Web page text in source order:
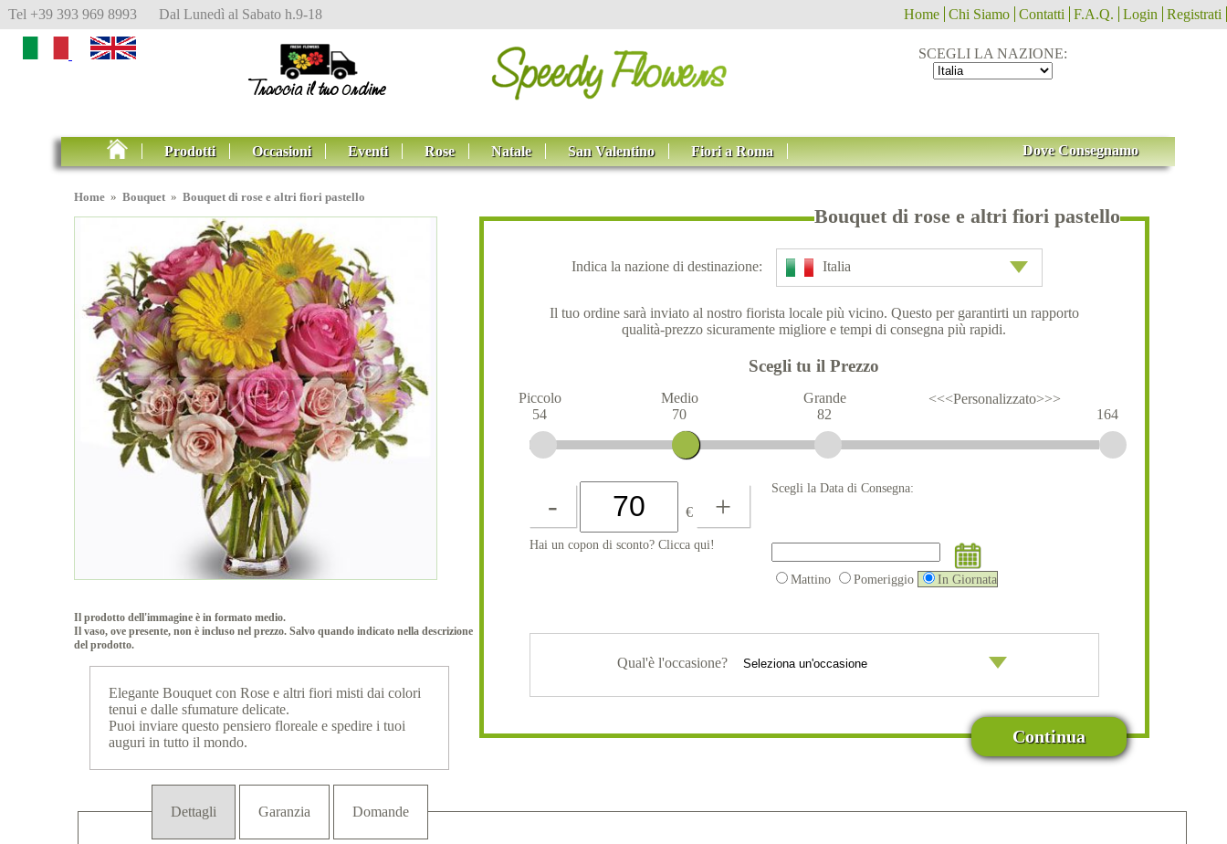
Tel +39 393 969 8993 Dal Lunedì al Sabato h.9-18 Home Chi Siamo Contatti F.A.Q. Login Registrati
SCEGLI LA NAZIONE:
Prodotti Occasioni Eventi Rose Natale San Valentino Fiori a Roma Dove Consegnamo
Home » Bouquet » Bouquet di rose e altri fiori pastello
Il prodotto dell'immagine è in formato medio.
Il vaso, ove presente, non è incluso nel prezzo. Salvo quando indicato nella descrizione
del prodotto.
Elegante Bouquet con Rose e altri fiori misti dai colori
tenui e dalle sfumature delicate.
Puoi inviare questo pensiero floreale e spedire i tuoi
auguri in tutto il mondo.
Bouquet di rose e altri fiori pastello
Indica la nazione di destinazione: Italia
Il tuo ordine sarà inviato al nostro fiorista locale più vicino. Questo per garantirti un rapporto
qualità-prezzo sicuramente migliore e tempi di consegna più rapidi.
Scegli tu il Prezzo
Piccolo
54
Medio
70
Grande
82
<<<Personalizzato>>>
164
- € +
Hai un copon di sconto? Clicca qui!
Scegli la Data di Consegna:
Mattino Pomeriggio In Giornata
Qual'è l'occasione?
Continua
Dettagli Garanzia Domande